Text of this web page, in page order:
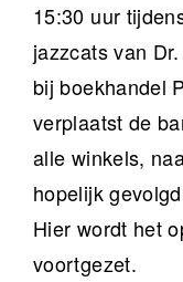
15:30 uur
jazzcats van
bij boekhandel
verplaatst de
alle winkels,
hopelijk
Hier wordt het
voortgezet.